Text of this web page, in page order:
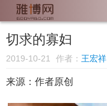
切求的寡妇
2019-10-21 作者： 王宏祥
来源： 作者原创